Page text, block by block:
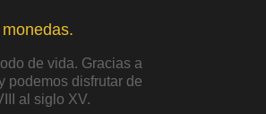
de vida. Gracias a
podemos disfrutar de
al siglo XV.